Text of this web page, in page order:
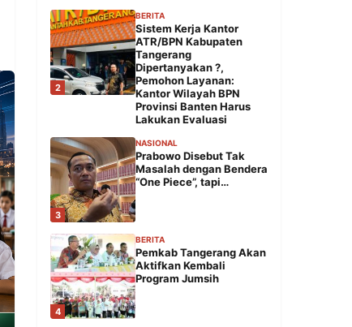
2
BERITA
Sistem Kerja Kantor
ATR/BPN Kabupaten
Tangerang
Dipertanyakan ?,
Pemohon Layanan:
Kantor Wilayah BPN
Provinsi Banten Harus
Lakukan Evaluasi
3
NASIONAL
Prabowo Disebut Tak
Masalah dengan Bendera
“One Piece”, tapi…
4
BERITA
Pemkab Tangerang Akan
Aktifkan Kembali
Program Jumsih